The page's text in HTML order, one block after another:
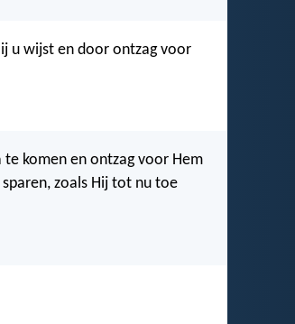
u wijst en door ontzag voor
te komen en ontzag voor Hem
zoals Hij tot nu toe